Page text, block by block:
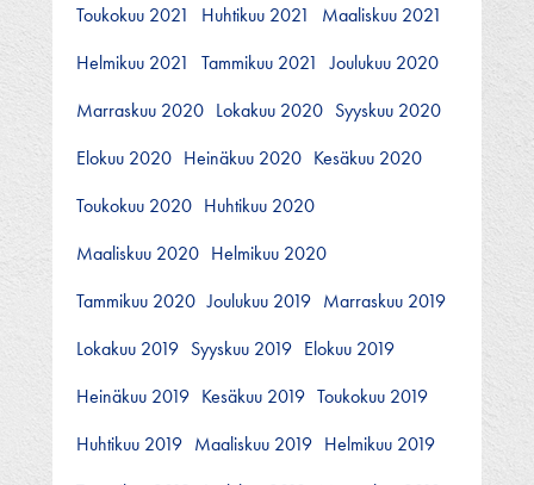
Toukokuu 2021
Huhtikuu 2021
Maaliskuu 2021
Helmikuu 2021
Tammikuu 2021
Joulukuu 2020
Marraskuu 2020 Lokakuu 2020 Syyskuu 2020
Elokuu 2020 Heinäkuu 2020 Kesäkuu 2020
Toukokuu 2020 Huhtikuu 2020
Maaliskuu 2020 Helmikuu 2020
Tammikuu 2020 Joulukuu 2019 Marraskuu 2019
Lokakuu 2019 Syyskuu 2019 Elokuu 2019
Heinäkuu 2019 Kesäkuu 2019 Toukokuu 2019
Huhtikuu 2019 Maaliskuu 2019 Helmikuu 2019